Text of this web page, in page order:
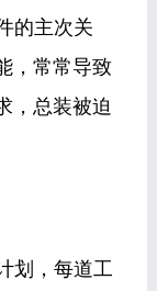
的主次关
，常常导致
，总装被迫
划，每道工